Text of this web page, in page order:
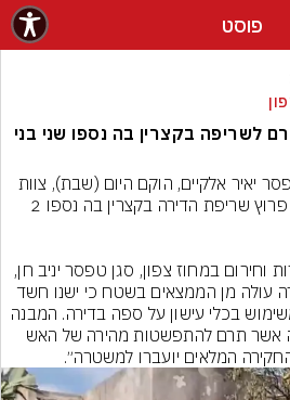
פוסט
לשריפה בקצרין בה נספו שני בני
המלאים יועברו למשטרה״.